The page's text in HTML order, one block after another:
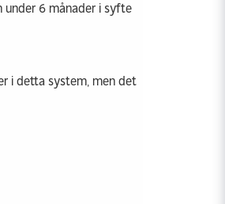
under 6 månader i syfte
i detta system, men det